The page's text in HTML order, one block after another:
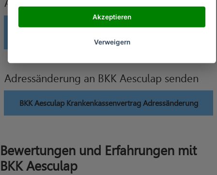
Aesculap senden
BKK Aesculap Krankenkassenvertrag Änderung
Bankverbindung
Adressänderung an BKK Aesculap senden
BKK Aesculap Krankenkassenvertrag Adressänderung
Bewertungen und Erfahrungen mit
BKK Aesculap
Akzeptieren
Verweigern